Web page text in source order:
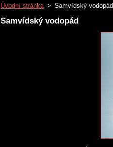
Úvodní stránka > Samvídský vodopád
Samvídský vodopád